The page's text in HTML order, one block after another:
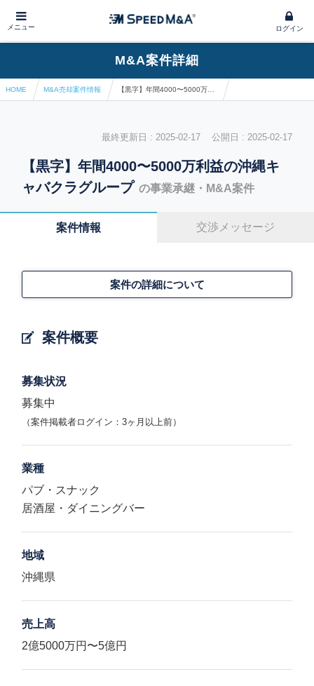
メニュー ログイン
M&A案件詳細
HOME M&A売却案件情報
最終更新日 : 2025-02-17 公開日 : 2025-02-17
【黒字】年間4000〜5000万利益の沖縄キ
ャバクラグループ の事業承継・M&A案件
案件情報 交渉メッセージ
案件概要
案件の詳細について
募集状況
募集中
（案件掲載者ログイン：3ヶ月以上前）
業種
パブ・スナック
居酒屋・ダイニングバー
地域
沖縄県
売上高
2億5000万円〜5億円